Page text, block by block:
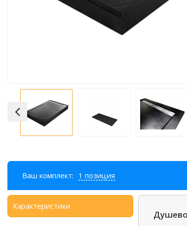
Ваш комплект: 1 позиция
Характеристики